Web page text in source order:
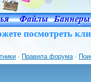
посмотреть
· Правила форума·